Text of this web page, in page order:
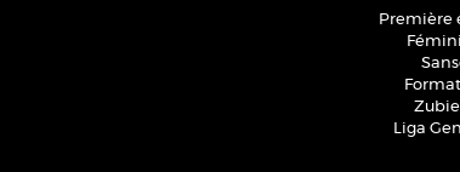
Première
Liga